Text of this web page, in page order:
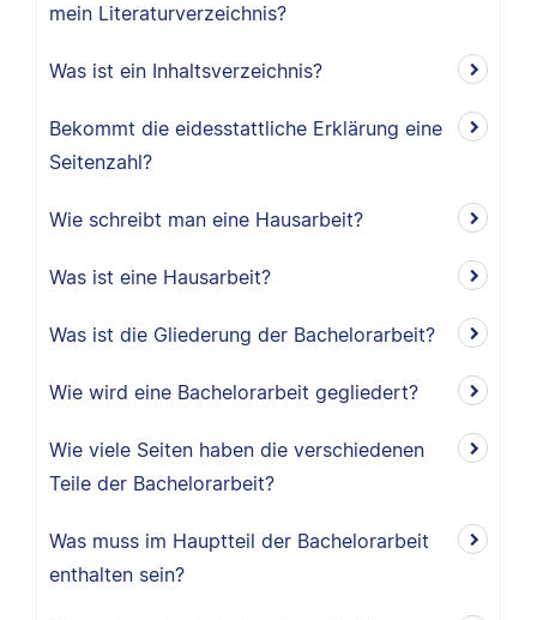
mein Literaturverzeichnis?
Was ist ein Inhaltsverzeichnis?
Bekommt die eidesstattliche Erklärung eine
Seitenzahl?
Wie schreibt man eine Hausarbeit?
Was ist eine Hausarbeit?
Was ist die Gliederung der Bachelorarbeit?
Wie wird eine Bachelorarbeit gegliedert?
Wie viele Seiten haben die verschiedenen
Teile der Bachelorarbeit?
Was muss im Hauptteil der Bachelorarbeit
enthalten sein?